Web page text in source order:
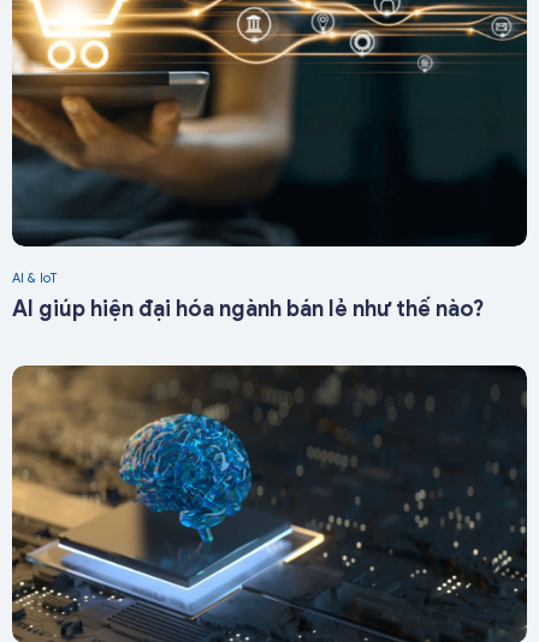
AI & IoT
AI giúp hiện đại hóa ngành bán lẻ như thế nào?